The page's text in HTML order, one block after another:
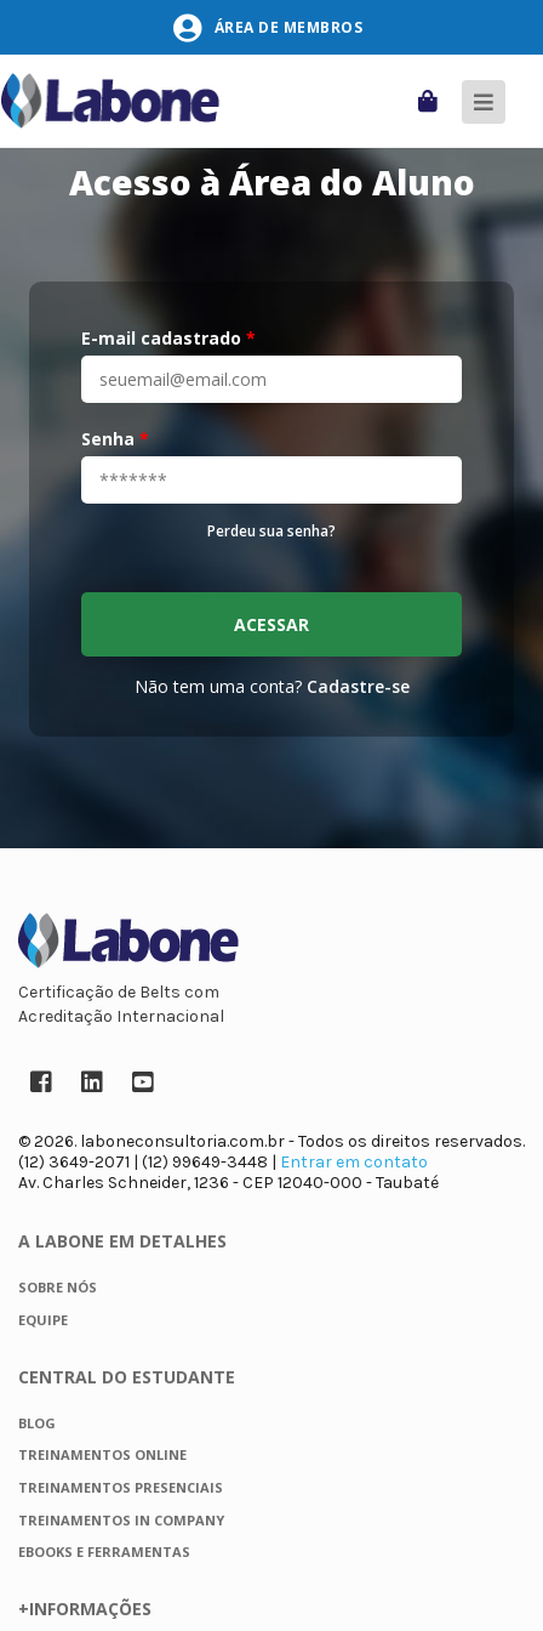
conteúdo
ÁREA DE MEMBROS
Carrinho
Acesso à Área do Aluno
E-mail cadastrado *
Senha *
Perdeu sua senha?
ACESSAR
Não tem uma conta? Cadastre-se
Certificação de Belts com
Acreditação Internacional
Facebook
LinkedInYouTube
© 2026. laboneconsultoria.com.br - Todos os direitos reservados.
(12) 3649-2071 | (12) 99649-3448 | Entrar em contato
Av. Charles Schneider, 1236 - CEP 12040-000 - Taubaté
A LABONE EM DETALHES
SOBRE NÓS
EQUIPE
CENTRAL DO ESTUDANTE
BLOG
TREINAMENTOS ONLINE
TREINAMENTOS PRESENCIAIS
TREINAMENTOS IN COMPANY
EBOOKS E FERRAMENTAS
+INFORMAÇÕES